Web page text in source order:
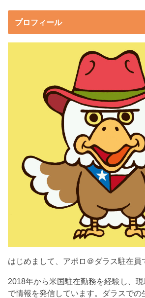
プロフィール
はじめまして、アポロ＠ダラス駐在員
2018年から米国駐在勤務を経験し、
で情報を発信しています。ダラスでの